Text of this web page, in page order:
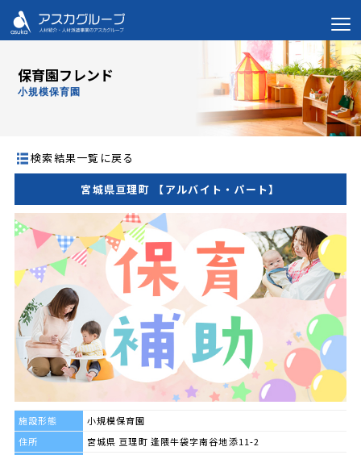
保育園フレンド
小規模保育園
検索結果一覧に戻る
宮城県亘理町 【アルバイト・パート】
施設形態
小規模保育園
住所
宮城県 亘理町 逢隈牛袋字南谷地添11-2